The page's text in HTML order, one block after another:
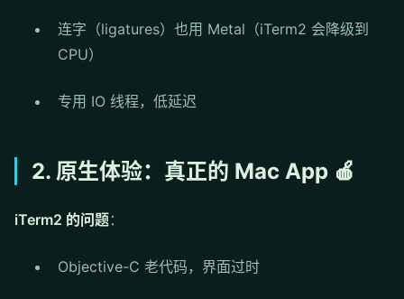
连字（ligatures）也用 Metal（iTerm2 会降级到
CPU）
专用 IO 线程，低延迟
2. 原生体验：真正的 Mac App 🍎
iTerm2 的问题：
Objective-C 老代码，界面过时